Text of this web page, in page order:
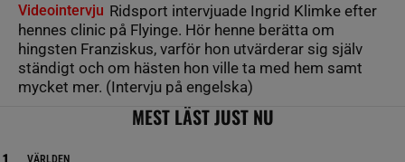
Videointervju Ridsport intervjuade Ingrid Klimke efter
hennes clinic på Flyinge. Hör henne berätta om
hingsten Franziskus, varför hon utvärderar sig själv
ständigt och om hästen hon ville ta med hem samt
mycket mer. (Intervju på engelska)
MEST LÄST JUST NU
VÄRLDEN